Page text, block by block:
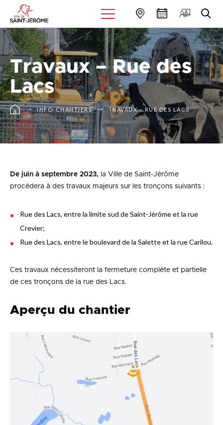
Travaux – Rue des
Lacs
INFO-CHANTIERS TRAVAUX – RUE DES LACS
De juin à septembre 2023, la Ville de Saint-Jérôme
procédera à des travaux majeurs sur les tronçons suivants :
Rue des Lacs, entre la limite sud de Saint-Jérôme et la rue
Crevier;
Rue des Lacs, entre le boulevard de la Salette et la rue Carilou.
Ces travaux nécessiteront la fermeture complète et partielle
de ces tronçons de la rue des Lacs.
Aperçu du chantier